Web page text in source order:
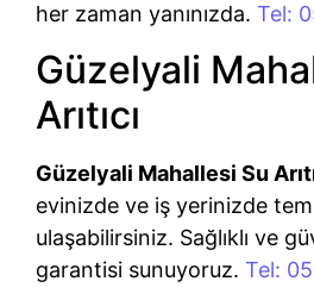
her zaman yanınızda. Tel:
Güzelyali
Arıtıcı
Güzelyali Mahallesi Su
evinizde ve iş yerinizde
ulaşabilirsiniz. Sağlıklı ve
garantisi sunuyoruz. Tel: